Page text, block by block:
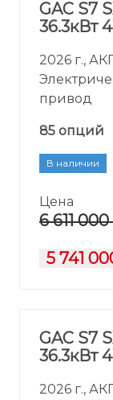
GAC S7
36.3кВт
2026 г.,
привод
85 опций
В наличии
Цена
6 611
5 741
GAC S7
36.3кВт
2026 г.,